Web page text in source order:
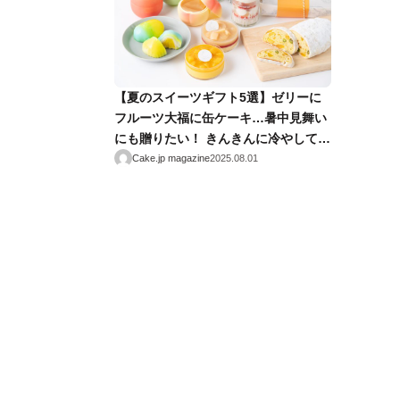
【夏のスイーツギフト5選】ゼリーに
フルーツ大福に缶ケーキ…暑中見舞い
にも贈りたい！ きんきんに冷やして食
べるおやつ
Cake.jp magazine2025.08.01